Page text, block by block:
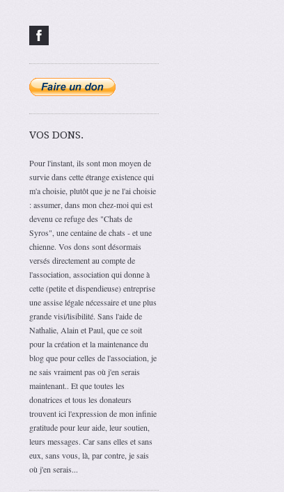
VOS DONS.
Pour l'instant, ils sont mon moyen de
survie dans cette étrange existence qui
m'a choisie, plutôt que je ne l'ai choisie
: assumer, dans mon chez-moi qui est
devenu ce refuge des "Chats de
Syros", une centaine de chats - et une
chienne. Vos dons sont désormais
versés directement au compte de
l'association, association qui donne à
cette (petite et dispendieuse) entreprise
une assise légale nécessaire et une plus
grande visi/lisibilité. Sans l'aide de
Nathalie, Alain et Paul, que ce soit
pour la création et la maintenance du
blog que pour celles de l'association, je
ne sais vraiment pas où j'en serais
maintenant.. Et que toutes les
donatrices et tous les donateurs
trouvent ici l'expression de mon infinie
gratitude pour leur aide, leur soutien,
leurs messages. Car sans elles et sans
eux, sans vous, là, par contre, je sais
où j'en serais...